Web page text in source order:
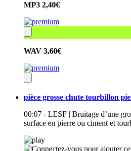
MP3 2,40€
WAV 3,60€
pièce grosse chute tourbillon
00:07 - LESF | Bruitage d’une
surface en pierre ou ciment et